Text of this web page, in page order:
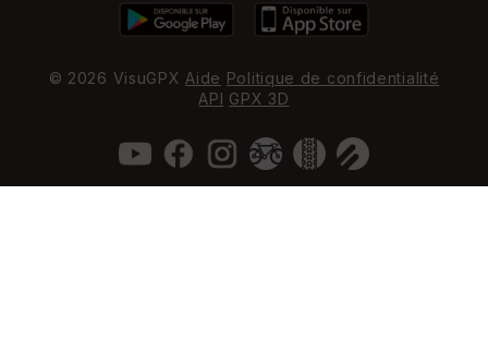
© 2026 VisuGPXAide Politique de confidentialité
API
GPX 3D